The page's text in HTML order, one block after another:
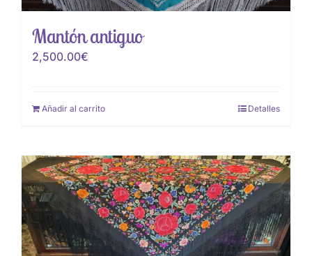
Mantón antiguo
2,500.00€
Añadir al carrito Detalles